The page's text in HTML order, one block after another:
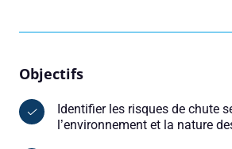
Objectifs
Identifier les risques de chute
l’environnement et la nature